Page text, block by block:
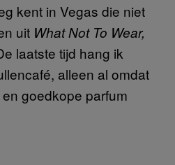
kent in Vegas die niet
uit What Not To Wear,
laatste tijd hang ik
alleen al omdat
goedkope parfum